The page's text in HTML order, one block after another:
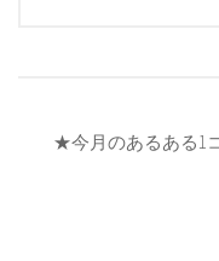
★今月のあるある1